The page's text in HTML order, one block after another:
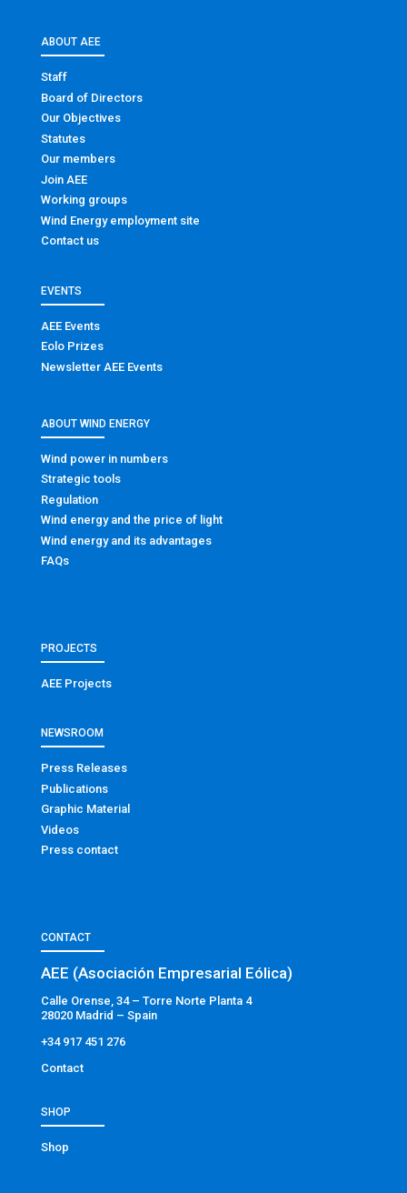
ABOUT AEE
Staff
Board of Directors
Our Objectives
Statutes
Our members
Join AEE
Working groups
Wind Energy employment site
Contact us
EVENTS
AEE Events
Eolo Prizes
Newsletter AEE Events
ABOUT WIND ENERGY
Wind power in numbers
Strategic tools
Regulation
Wind energy and the price of light
Wind energy and its advantages
FAQs
PROJECTS
AEE Projects
NEWSROOM
Press Releases
Publications
Graphic Material
Videos
Press contact
CONTACT
AEE (Asociación Empresarial Eólica)
Calle Orense, 34 – Torre Norte Planta 4
28020 Madrid – Spain
+34 917 451 276
Contact
SHOP
Shop